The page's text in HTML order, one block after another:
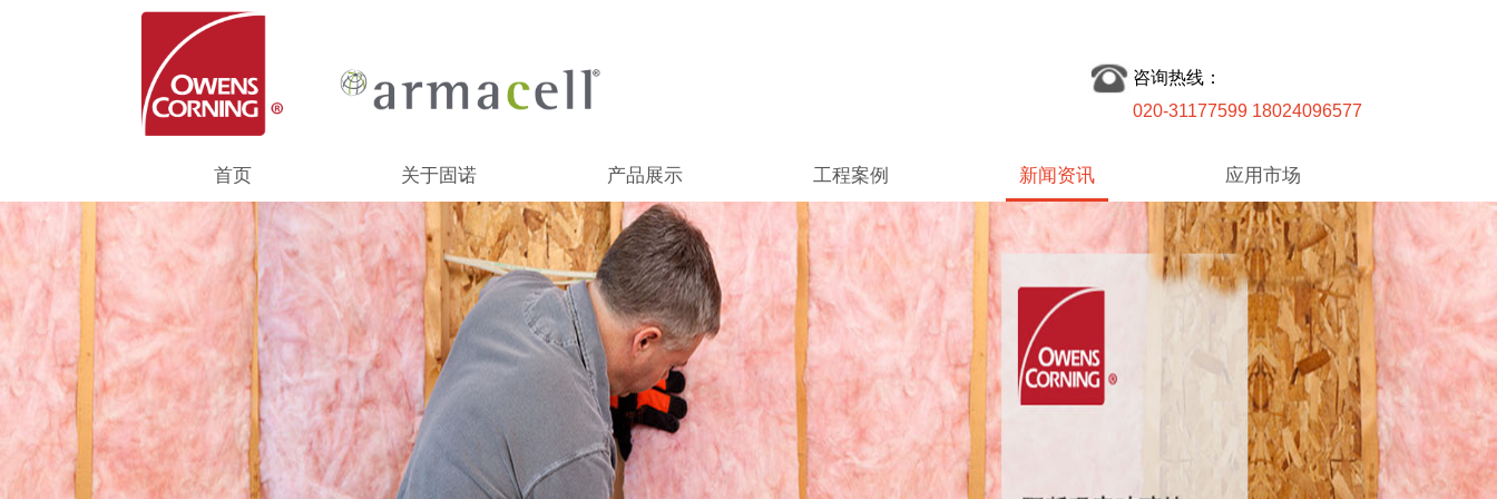
咨询热线：
020-31177599 18024096577
首页 关于固诺 产品展示 工程案例 新闻资讯 应用市场